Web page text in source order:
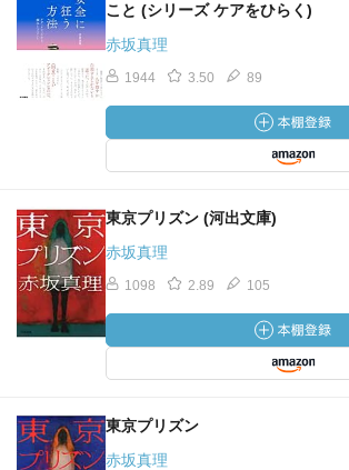
こと (シリーズ ケアをひらく)
赤坂真理
1944 3.50 89
東京プリズン (河出文庫)
赤坂真理
1098 2.89 105
東京プリズン
赤坂真理